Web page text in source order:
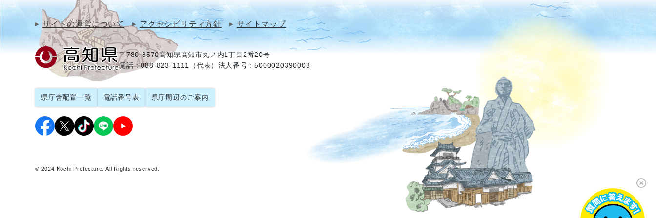
サイトの運営について アクセシビリティ方針 サイトマップ
〒780-8570高知県高知市丸ノ内1丁目2番20号
電話：088-823-1111（代表）法人番号：5000020390003
県庁舎配置一覧 電話番号表 県庁周辺のご案内
© 2024 Kochi Prefecture. All Rights reserved.